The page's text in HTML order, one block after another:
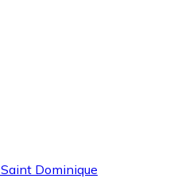
Saint Dominique